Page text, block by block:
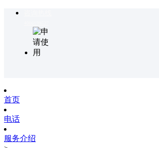
首页
电话
服务介绍